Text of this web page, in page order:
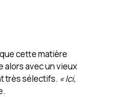
cette matière
alors avec un vieux
très sélectifs. « Ici,